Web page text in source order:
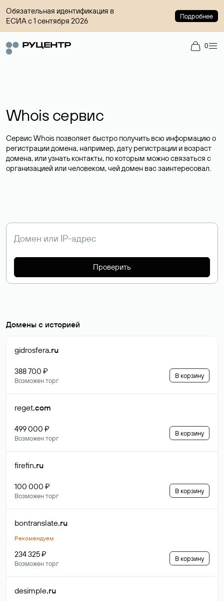
Обязательная идентификация в
ЕСИА с 1 сентября 2026
Подробнее
0
Whois сервис
Сервис Whois позволяет быстро получить всю информацию о
регистрации домена, например, дату регистрации и возраст
домена, или узнать контакты, по которым можно связаться с
организацией или человеком, чей домен вас заинтересовал.
Проверить
Домены с историей
gidrosfera.ru
388 700 ₽
Возможен торг
В корзину
reget.com
499 000 ₽
Возможен торг
В корзину
firefin.ru
100 000 ₽
Возможен торг
В корзину
bontranslate.ru
Рекомендуем
234 325 ₽
Возможен торг
В корзину
desimple.ru